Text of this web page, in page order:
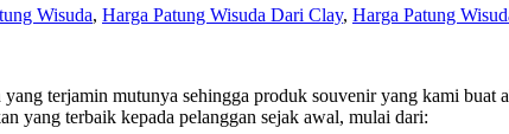
Wisuda, Harga Patung Wisuda Dari Clay, Harga Patung
terjamin mutunya sehingga produk souvenir yang kami buat
yang terbaik kepada pelanggan sejak awal, mulai dari: